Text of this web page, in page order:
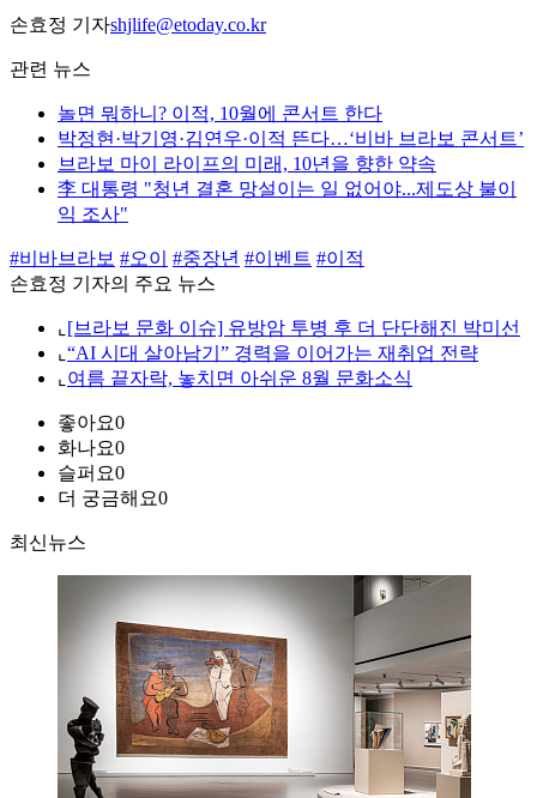
손효정 기자shjlife@etoday.co.kr
관련 뉴스
놀면 뭐하니? 이적, 10월에 콘서트 한다
박정현·박기영·김연우·이적 뜬다…‘비바 브라보 콘서트’
브라보 마이 라이프의 미래, 10년을 향한 약속
李 대통령 "청년 결혼 망설이는 일 없어야...제도상 불이
익 조사"
#비바브라보 #오이 #중장년 #이벤트 #이적
손효정 기자의 주요 뉴스
⌞ [브라보 문화 이슈] 유방암 투병 후 더 단단해진 박미선
⌞ “AI 시대 살아남기” 경력을 이어가는 재취업 전략
⌞ 여름 끝자락, 놓치면 아쉬운 8월 문화소식
좋아요0
화나요0
슬퍼요0
더 궁금해요0
최신뉴스